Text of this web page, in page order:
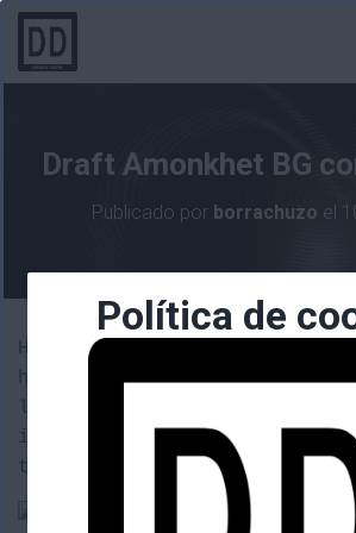
Draft Amonkhet BG
Publicado por borrachuzo el
Hoy os traigo el último
hice algo que no fuera el
lista BG con criaturas y
interesantes con la que
tres victorias posibles.
Política de